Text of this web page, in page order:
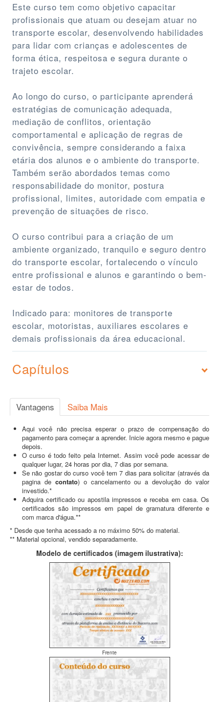
Este curso tem como objetivo capacitar
profissionais que atuam ou desejam atuar no
transporte escolar, desenvolvendo habilidades
para lidar com crianças e adolescentes de
forma ética, respeitosa e segura durante o
trajeto escolar.
Ao longo do curso, o participante aprenderá
estratégias de comunicação adequada,
mediação de conflitos, orientação
comportamental e aplicação de regras de
convivência, sempre considerando a faixa
etária dos alunos e o ambiente do transporte.
Também serão abordados temas como
responsabilidade do monitor, postura
profissional, limites, autoridade com empatia e
prevenção de situações de risco.
O curso contribui para a criação de um
ambiente organizado, tranquilo e seguro dentro
do transporte escolar, fortalecendo o vínculo
entre profissional e alunos e garantindo o bem-
estar de todos.
Indicado para: monitores de transporte
escolar, motoristas, auxiliares escolares e
demais profissionais da área educacional.
Capítulos
Vantagens Saiba Mais
Aqui você não precisa esperar o prazo de compensação do
pagamento para começar a aprender. Inicie agora mesmo e pague
depois.
O curso é todo feito pela Internet. Assim você pode acessar de
qualquer lugar, 24 horas por dia, 7 dias por semana.
Se não gostar do curso você tem 7 dias para solicitar (através da
pagina de contato) o cancelamento ou a devolução do valor
investido.*
Adquira certificado ou apostila impressos e receba em casa. Os
certificados são impressos em papel de gramatura diferente e
com marca d'água.**
* Desde que tenha acessado a no máximo 50% do material.
** Material opcional, vendido separadamente.
Modelo de certificados (imagem ilustrativa):
Frente